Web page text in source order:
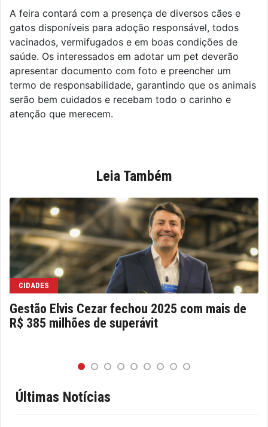
A feira contará com a presença de diversos cães e
gatos disponíveis para adoção responsável, todos
vacinados, vermifugados e em boas condições de
saúde. Os interessados em adotar um pet deverão
apresentar documento com foto e preencher um
termo de responsabilidade, garantindo que os animais
serão bem cuidados e recebam todo o carinho e
atenção que merecem.
Leia Também
CIDADES
Gestão Elvis Cezar fechou 2025 com mais de
R$ 385 milhões de superávit
Últimas Notícias